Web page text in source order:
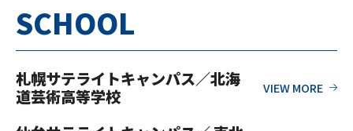
SCHOOL
札幌サテライトキャンパス／北海
道芸術高等学校